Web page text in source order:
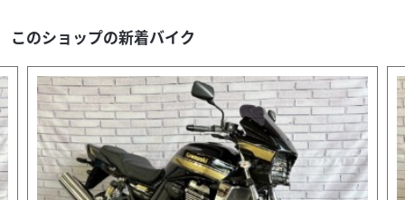
このショップの新着バイク